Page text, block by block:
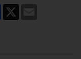
Facebook